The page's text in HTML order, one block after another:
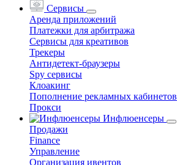
Сервисы
Аренда приложений
Платежки для арбитража
Сервисы для креативов
Трекеры
Антидетект-браузеры
Spy сервисы
Клоакинг
Пополнение рекламных кабинетов
Прокси
Инфлюенсеры
Продажи
Finance
Управление
Организация ивентов